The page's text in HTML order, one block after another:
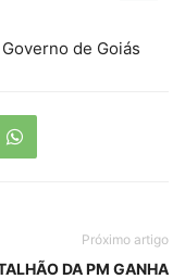
de Goiás
Próximo artigo
DA PM GANHA